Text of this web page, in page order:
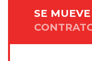
SE